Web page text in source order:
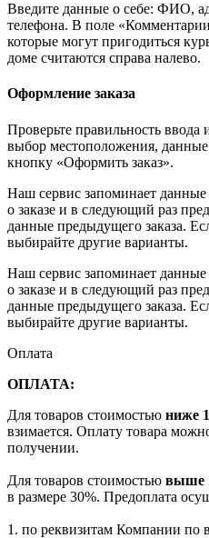
Введите данные о себе: ФИО,
телефона. В поле «Комментарии
которые могут пригодиться
доме считаются справа налево.
Оформление заказа
Проверьте правильность
выбор местоположения,
кнопку «Оформить заказ».
Наш сервис запоминает
о заказе и в следующий раз
данные предыдущего заказа.
выбирайте другие варианты.
Наш сервис запоминает
о заказе и в следующий раз
данные предыдущего заказа.
выбирайте другие варианты.
Оплата
ОПЛАТА:
Для товаров стоимостью ниже
взимается. Оплату товара
получении.
Для товаров стоимостью выше
в размере 30%. Предоплата
1. по реквизитам Компании по